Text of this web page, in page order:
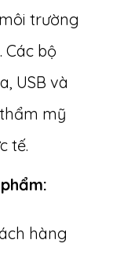
trường
Các bộ
USB và
mỹ
tế.
hàng